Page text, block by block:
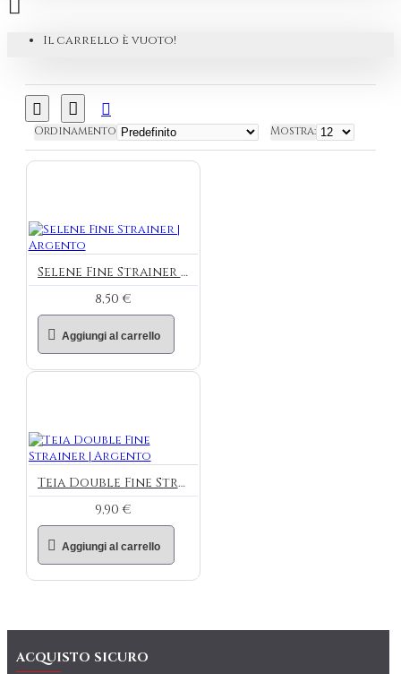
Il carrello è vuoto!
Ordinamento Mostra:
Selene Fine Strainer | Argento
8,50 €
Aggiungi al carrello
Teia Double Fine Strainer | Argento
9,90 €
Aggiungi al carrello
ACQUISTO SICURO